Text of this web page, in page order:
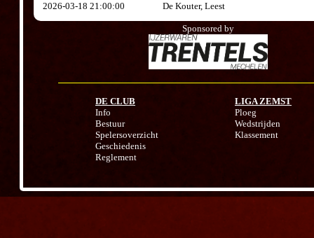
2026-03-18 21:00:00
De Kouter, Leest
Sponsored by
DE CLUB
Info
Bestuur
Spelersoverzicht
Geschiedenis
Reglement
LIGA ZEMST
Ploeg
Wedstrijden
Klassement